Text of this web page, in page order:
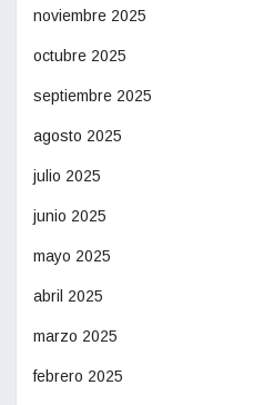
noviembre 2025
octubre 2025
septiembre 2025
agosto 2025
julio 2025
junio 2025
mayo 2025
abril 2025
marzo 2025
febrero 2025